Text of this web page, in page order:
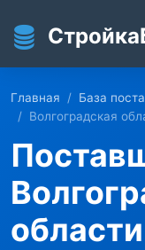
Главная База
Волгоградская
области